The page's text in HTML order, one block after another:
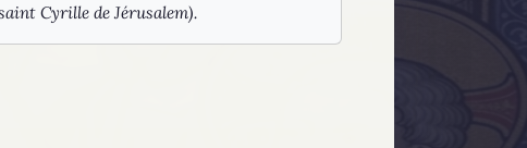
Cyrille de Jérusalem).